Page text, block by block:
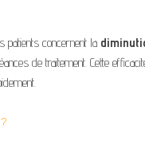
patients concernent la
de traitement. Cette